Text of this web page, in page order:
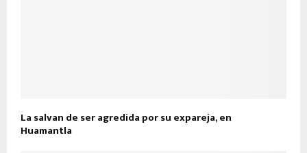
La salvan de ser agredida por su expareja, en
Huamantla